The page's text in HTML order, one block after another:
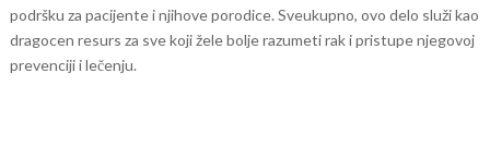
podršku za pacijente i njihove porodice. Sveukupno, ovo delo služi kao
dragocen resurs za sve koji žele bolje razumeti rak i pristupe njegovoj
prevenciji i lečenju.